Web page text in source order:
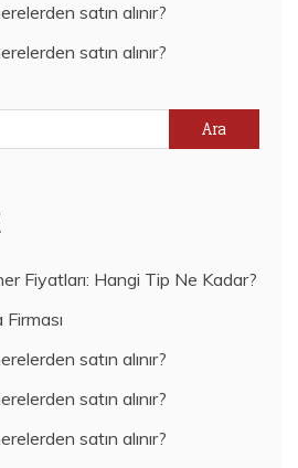
satın alınır?
satın alınır?
Fiyatları: Hangi Tip Ne Kadar?
Firması
satın alınır?
satın alınır?
satın alınır?